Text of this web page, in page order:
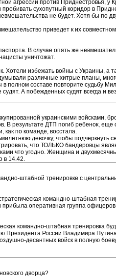
агрессии против Приднестровья, у
сухопутный коридор в
не будет. Хотя бы по
приведет к их
В случае опять же
уничтожат.
Хотели избежать войны с Украины, а
различные хитрые планы,
полном составе повторите судьбу
А побежденных судят всегда и
украинскими войсками,
В результате ДТП погиб ребенок,
как по команде, восстала.
девочку, чтобы подчеркнуть
что ТОЛЬКО бандеровцы
что угодно. Женщина и
в 14.42.
штабной тренировке с
командно-штабная
оперативная группа
командно-штабная тренировка
Президента России Владимира
десантных войск в полную
дворца?